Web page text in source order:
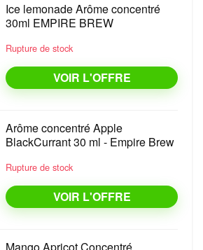
Ice lemonade Arôme concentré
30ml EMPIRE BREW
Rupture de stock
VOIR L'OFFRE
Arôme concentré Apple
BlackCurrant 30 ml - Empire Brew
Rupture de stock
VOIR L'OFFRE